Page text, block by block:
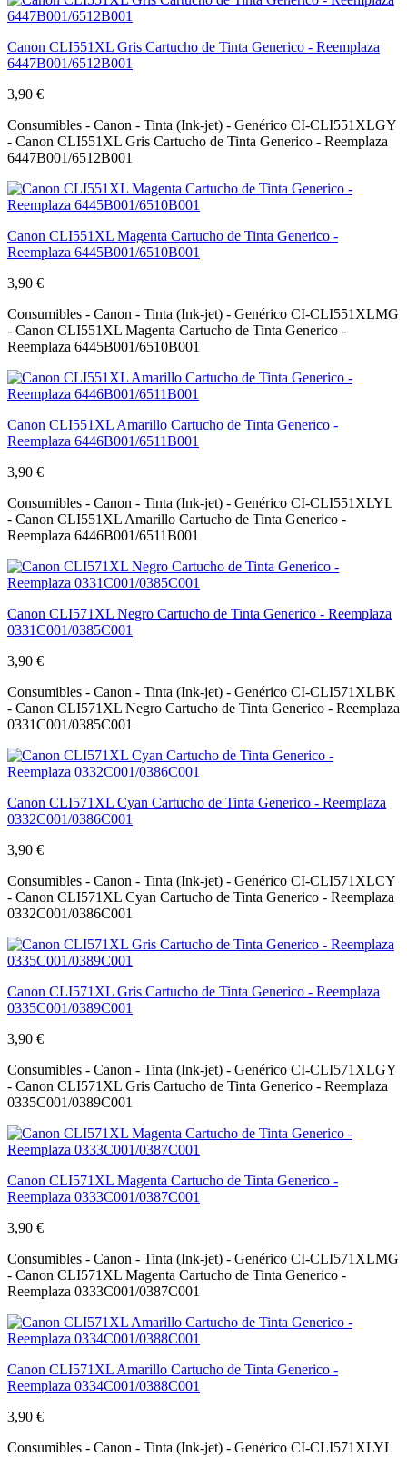
Canon CLI551XL Gris Cartucho de Tinta Generico - Reemplaza
6447B001/6512B001
3,90 €
Consumibles - Canon - Tinta (Ink-jet) - Genérico CI-CLI551XLGY
- Canon CLI551XL Gris Cartucho de Tinta Generico - Reemplaza
6447B001/6512B001
Canon CLI551XL Magenta Cartucho de Tinta Generico -
Reemplaza 6445B001/6510B001
3,90 €
Consumibles - Canon - Tinta (Ink-jet) - Genérico CI-CLI551XLMG
- Canon CLI551XL Magenta Cartucho de Tinta Generico -
Reemplaza 6445B001/6510B001
Canon CLI551XL Amarillo Cartucho de Tinta Generico -
Reemplaza 6446B001/6511B001
3,90 €
Consumibles - Canon - Tinta (Ink-jet) - Genérico CI-CLI551XLYL
- Canon CLI551XL Amarillo Cartucho de Tinta Generico -
Reemplaza 6446B001/6511B001
Canon CLI571XL Negro Cartucho de Tinta Generico - Reemplaza
0331C001/0385C001
3,90 €
Consumibles - Canon - Tinta (Ink-jet) - Genérico CI-CLI571XLBK
- Canon CLI571XL Negro Cartucho de Tinta Generico - Reemplaza
0331C001/0385C001
Canon CLI571XL Cyan Cartucho de Tinta Generico - Reemplaza
0332C001/0386C001
3,90 €
Consumibles - Canon - Tinta (Ink-jet) - Genérico CI-CLI571XLCY
- Canon CLI571XL Cyan Cartucho de Tinta Generico - Reemplaza
0332C001/0386C001
Canon CLI571XL Gris Cartucho de Tinta Generico - Reemplaza
0335C001/0389C001
3,90 €
Consumibles - Canon - Tinta (Ink-jet) - Genérico CI-CLI571XLGY
- Canon CLI571XL Gris Cartucho de Tinta Generico - Reemplaza
0335C001/0389C001
Canon CLI571XL Magenta Cartucho de Tinta Generico -
Reemplaza 0333C001/0387C001
3,90 €
Consumibles - Canon - Tinta (Ink-jet) - Genérico CI-CLI571XLMG
- Canon CLI571XL Magenta Cartucho de Tinta Generico -
Reemplaza 0333C001/0387C001
Canon CLI571XL Amarillo Cartucho de Tinta Generico -
Reemplaza 0334C001/0388C001
3,90 €
Consumibles - Canon - Tinta (Ink-jet) - Genérico CI-CLI571XLYL